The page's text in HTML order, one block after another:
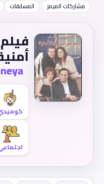
مشاركات الميمز
المسابقات